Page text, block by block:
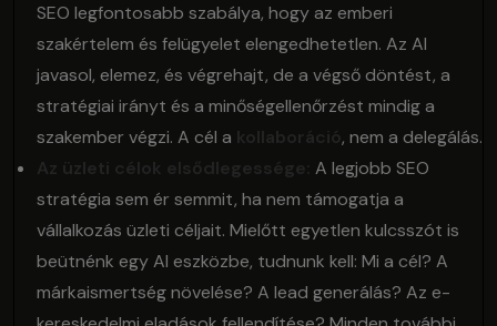
SEO legfontosabb szabálya, hogy az emberi
szakértelem és felügyelet elengedhetetlen. Az AI
javasol, elemez, és végrehajt, de a végső döntést, a
stratégiai irányt és a minőségellenőrzést mindig a
szakember végzi. A cél a kollaboráció , nem a delegálás.
Az üzleti célok elsődlegessége:
A legjobb SEO
stratégia sem ér semmit, ha nem támogatja a
vállalkozás üzleti céljait. Mielőtt egyetlen kulcsszót is
beütnénk egy AI eszközbe, tudnunk kell: Mi a cél? A
márkaismertség növelése? A lead generálás? Az e-